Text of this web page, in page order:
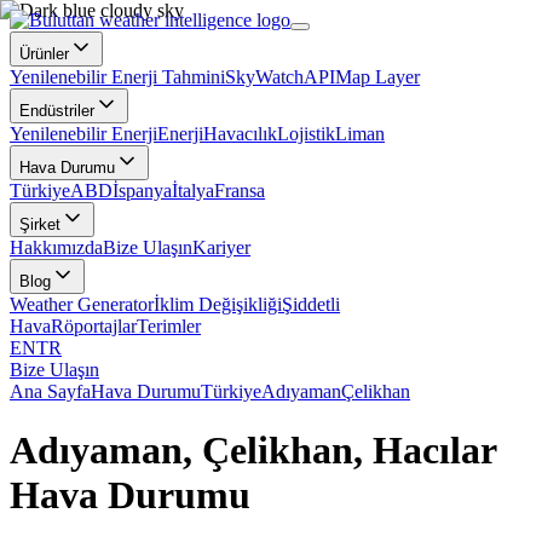
Ürünler
Yenilenebilir Enerji TahminiSkyWatchAPIMap Layer
Endüstriler
Yenilenebilir EnerjiEnerjiHavacılıkLojistikLiman
Hava Durumu
TürkiyeABDİspanyaİtalyaFransa
Şirket
HakkımızdaBize UlaşınKariyer
Blog
Weather Generatorİklim DeğişikliğiŞiddetli
HavaRöportajlarTerimler
ENTR
Bize Ulaşın
Ana SayfaHava DurumuTürkiyeAdıyamanÇelikhan
Adıyaman, Çelikhan, Hacılar
Hava Durumu